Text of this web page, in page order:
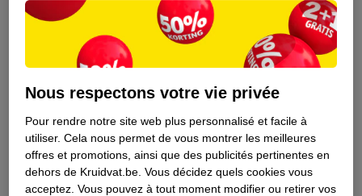
Nous respectons votre vie privée
Pour rendre notre site web plus personnalisé et facile à
utiliser. Cela nous permet de vous montrer les meilleures
offres et promotions, ainsi que des publicités pertinentes en
dehors de Kruidvat.be. Vous décidez quels cookies vous
acceptez. Vous pouvez à tout moment modifier ou retirer vos